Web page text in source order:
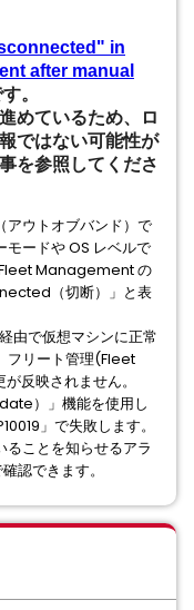
in
after manual
。
めているため、ロ
ではない可能性が
を参照してくださ
アウトオブバンド）で
モードや OS レベルで
Management の
（切断）」と表
由で仮想マシンに正常
フリート管理(Fleet
反映されません。
）」機能を使用し
」で失敗します。
ことを知らせるアラ
認できます。